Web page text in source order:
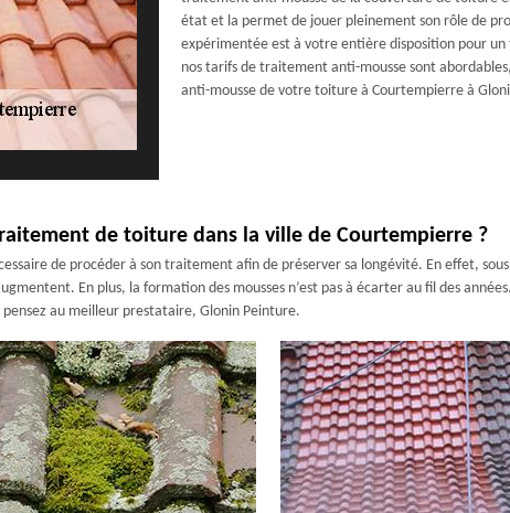
état et la permet de jouer pleinement son rôle de
expérimentée est à votre entière disposition pour
nos tarifs de traitement anti-mousse sont
anti-mousse de votre toiture à Courtempierre à
de toiture dans la ville de Courtempierre ?
de procéder à son traitement afin de préserver sa longévité. En effet,
En plus, la formation des mousses n’est pas à écarter au fil des
au meilleur prestataire, Glonin Peinture.